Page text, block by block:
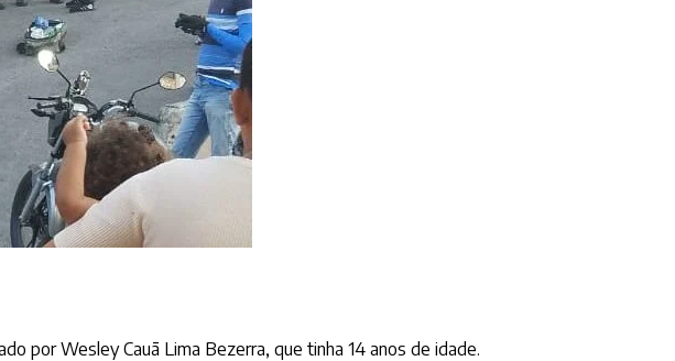
por Wesley Cauã Lima Bezerra, que tinha 14 anos de idade.